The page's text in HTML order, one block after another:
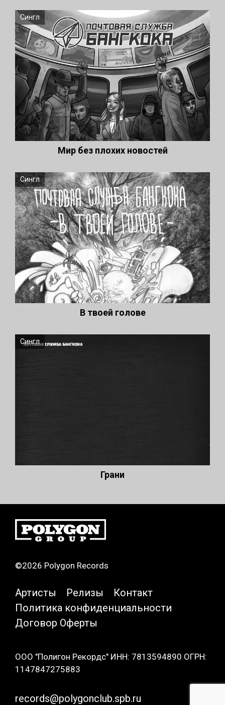
Сингл
Мир без плохих новостей
Сингл
В твоей голове
Сингл
Грани
©2026 Polygon Records
Артисты Релизы
Контакт
Политика конфиденциальности
Договор Оферты
ООО "Полигон Рекордс" ИНН: 7813594890 ОГРН:
1147847275883
records@polygonclub.spb.ru